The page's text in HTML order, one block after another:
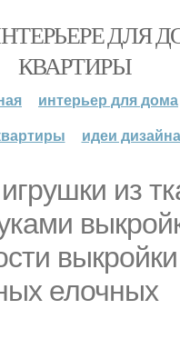
ДЛЯ
КВАРТИРЫ
интерьер для дома
идеи дизайна
из
елочных